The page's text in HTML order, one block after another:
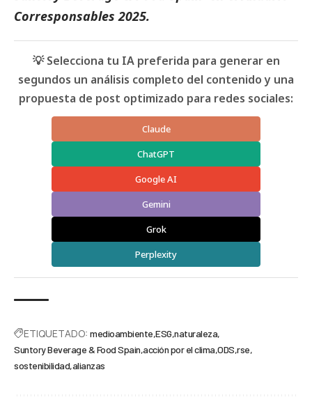
Corresponsables 2025.
💡 Selecciona tu IA preferida para generar en
segundos un análisis completo del contenido y una
propuesta de post optimizado para redes sociales:
Claude
ChatGPT
Google AI
Gemini
Grok
Perplexity
ETIQUETADO: medioambiente ESG naturaleza
Suntory Beverage & Food Spain acción por el clima ODS rse
sostenibilidad alianzas